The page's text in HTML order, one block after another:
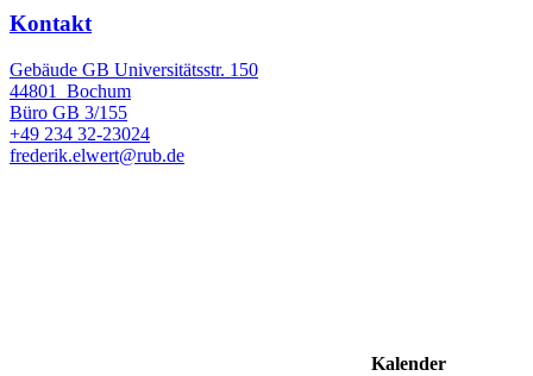
Kontakt
Gebäude GB Universitätsstr. 150
44801
Bochum
Büro GB 3/155
+49 234 32-23024
frederik.elwert@rub.de
Kalender